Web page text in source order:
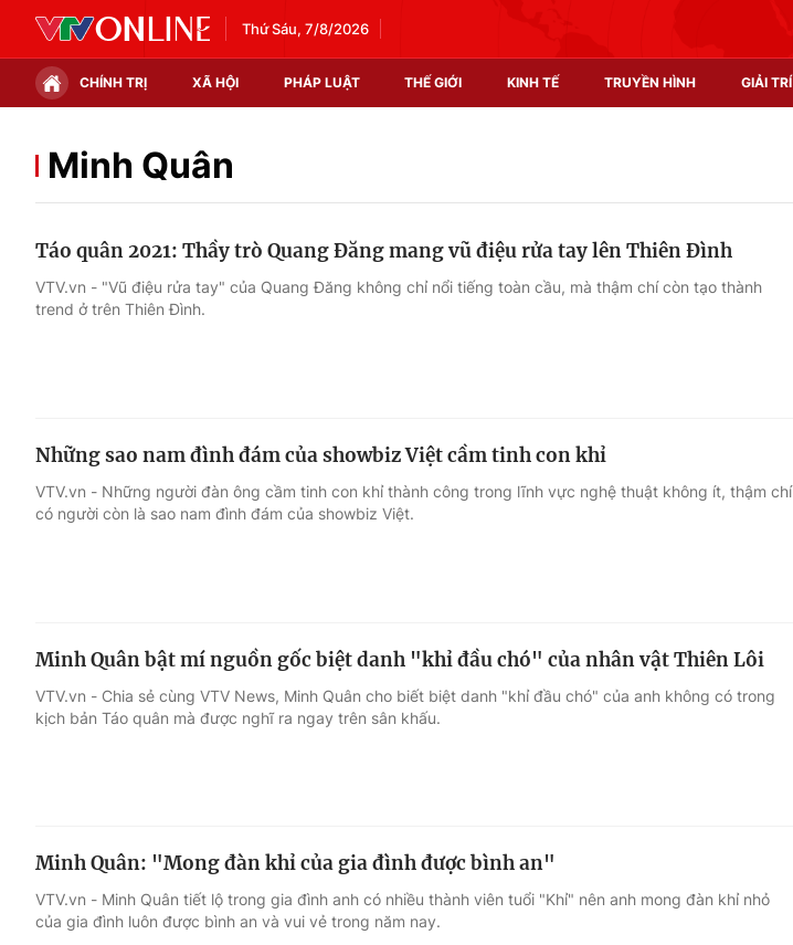
Thứ Sáu, 7/8/2026
CHÍNH TRỊ XÃ HỘI PHÁP LUẬT THẾ GIỚI KINH TẾ TRUYỀN HÌNH GIẢI TRÍ
Chính trị
Thế giới đó đây
Điện ảnh
Âm nhạc
Sao
Du lịch
Làm đẹp
Chất lượng cuộc sống
Tuyển sinh
Học trực tuyến
Minh Quân
Táo quân 2021: Thầy trò Quang Đăng mang vũ điệu rửa tay lên Thiên Đình
VTV.vn - "Vũ điệu rửa tay" của Quang Đăng không chỉ nổi tiếng toàn cầu, mà thậm chí còn tạo thành
trend ở trên Thiên Đình.
Những sao nam đình đám của showbiz Việt cầm tinh con khỉ
VTV.vn - Những người đàn ông cầm tinh con khỉ thành công trong lĩnh vực nghệ thuật không ít, thậm chí
có người còn là sao nam đình đám của showbiz Việt.
Minh Quân bật mí nguồn gốc biệt danh "khỉ đầu chó" của nhân vật Thiên Lôi
VTV.vn - Chia sẻ cùng VTV News, Minh Quân cho biết biệt danh "khỉ đầu chó" của anh không có trong
kịch bản Táo quân mà được nghĩ ra ngay trên sân khấu.
Minh Quân: "Mong đàn khỉ của gia đình được bình an"
VTV.vn - Minh Quân tiết lộ trong gia đình anh có nhiều thành viên tuổi "Khỉ" nên anh mong đàn khỉ nhỏ
của gia đình luôn được bình an và vui vẻ trong năm nay.